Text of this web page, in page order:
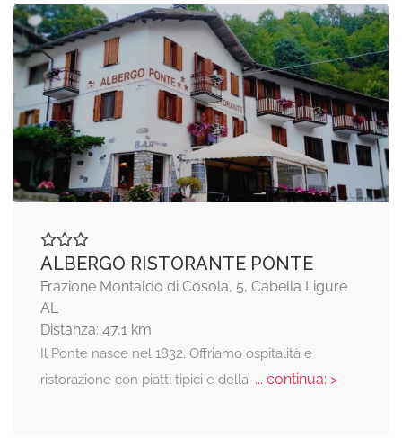
ALBERGO RISTORANTE PONTE
Frazione Montaldo di Cosola, 5, Cabella Ligure
AL
Distanza: 47,1 km
Il Ponte nasce nel 1832. Offriamo ospitalità e
ristorazione con piatti tipici e della... continua: >